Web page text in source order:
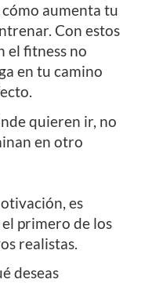
aumenta tu
Con estos
el fitness no
en tu camino
quieren ir, no
en otro
es
primero de los
realistas.
deseas